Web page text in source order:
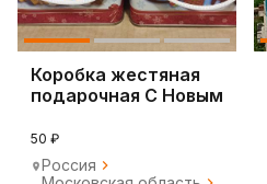
Коробка жестяная
подарочная С Новым
50 ₽
Россия